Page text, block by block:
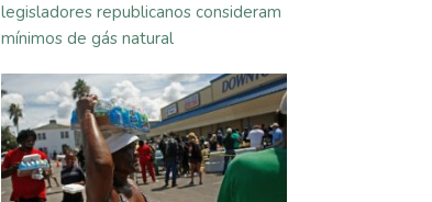
legisladores republicanos consideram
mínimos de gás natural